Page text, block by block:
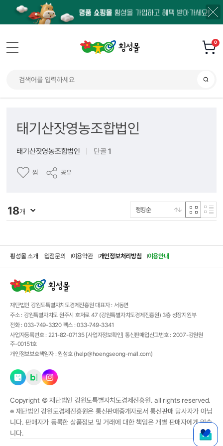
0
태기산잣영농조합법인
태기산잣영농조합법인 단골 1
찜 공유
18개 랭킹순
횡성몰 소개 입점문의 이용약관 개인정보처리방침 이용안내
재단법인 강원도특별자치도경제진흥원대표자 : 서동면
주소 : 강원특별자치도 원주시 호저로 47 (강원특별자치도경제진흥원) 3층 성장지원부
전화 : 033-749-3320 팩스 :033-749-3341
사업자등록번호 : 221-82-07135 [사업자정보확인] 통신판매업신고번호 : 2007-강원원
주-00151호
개인정보보호책임자 :원성호 (help@hoengseong-mall.com)
Copyright © 재단법인 강원도특별자치도경제진흥원. all rights reserved.
※ 재단법인 강원도경제진흥원은 통신판매중개자로서 통신판매 당사자가 아닙
니다. 판매자가 등록한 상품정보 및 거래에 대한 책임은 개별 판매자에게 있습
니다.